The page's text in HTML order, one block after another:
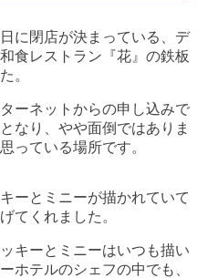
に閉店が決まっている、デ
食レストラン『花』の鉄板
。
ーネットからの申し込みで
なり、やや面倒ではありま
っている場所です。
ーとミニーが描かれていて
てくれました。
キーとミニーはいつも描い
ホテルのシェフの中でも、